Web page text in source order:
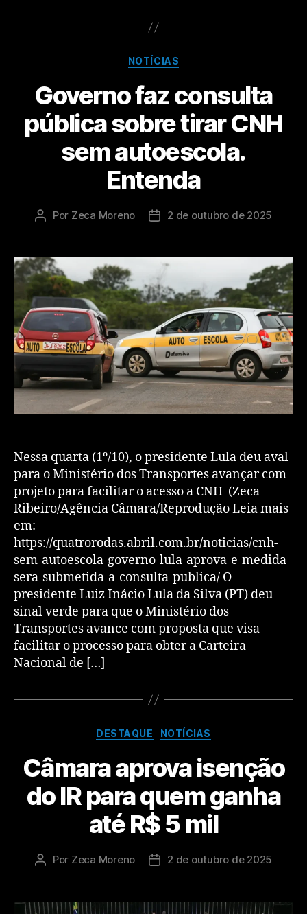
NOTÍCIAS
Governo faz consulta
pública sobre tirar CNH
sem autoescola.
Entenda
Por Zeca Moreno 2 de outubro de 2025
Nessa quarta (1º/10), o presidente Lula deu aval
para o Ministério dos Transportes avançar com
projeto para facilitar o acesso a CNH (Zeca
Ribeiro/Agência Câmara/Reprodução Leia mais
em:
https://quatrorodas.abril.com.br/noticias/cnh-
sem-autoescola-governo-lula-aprova-e-medida-
sera-submetida-a-consulta-publica/ O
presidente Luiz Inácio Lula da Silva (PT) deu
sinal verde para que o Ministério dos
Transportes avance com proposta que visa
facilitar o processo para obter a Carteira
Nacional de […]
DESTAQUE NOTÍCIAS
Câmara aprova isenção
do IR para quem ganha
até R$ 5 mil
Por Zeca Moreno 2 de outubro de 2025